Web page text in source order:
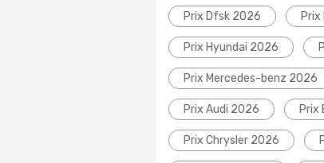
Prix Dfsk 2026
Prix Hyundai 2026
Prix Mercedes-benz 2026
Prix Audi 2026 Prix
Prix Chrysler 2026